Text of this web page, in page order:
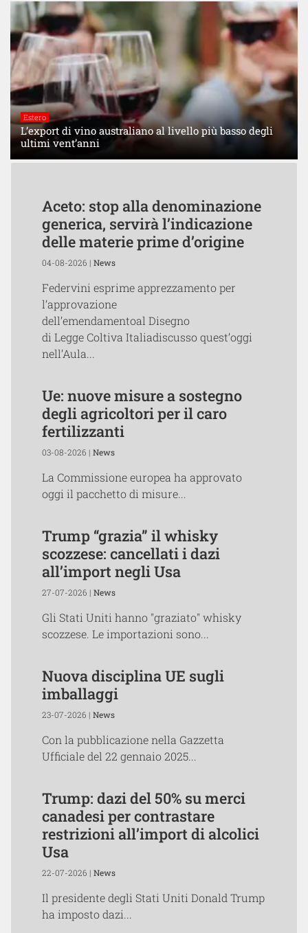
Estero
L’export di vino australiano al livello più basso degli
ultimi vent’anni
Aceto: stop alla denominazione
generica, servirà l’indicazione
delle materie prime d’origine
04-08-2026 | News
Federvini esprime apprezzamento per
l’approvazione
dell’emendamentoal Disegno
di Legge Coltiva Italiadiscusso quest’oggi
nell’Aula...
Ue: nuove misure a sostegno
degli agricoltori per il caro
fertilizzanti
03-08-2026 | News
La Commissione europea ha approvato
oggi il pacchetto di misure...
Trump “grazia” il whisky
scozzese: cancellati i dazi
all’import negli Usa
27-07-2026 | News
Gli Stati Uniti hanno "graziato" whisky
scozzese. Le importazioni sono...
Nuova disciplina UE sugli
imballaggi
23-07-2026 | News
Con la pubblicazione nella Gazzetta
Ufficiale del 22 gennaio 2025...
Trump: dazi del 50% su merci
canadesi per contrastare
restrizioni all’import di alcolici
Usa
22-07-2026 | News
Il presidente degli Stati Uniti Donald Trump
ha imposto dazi...